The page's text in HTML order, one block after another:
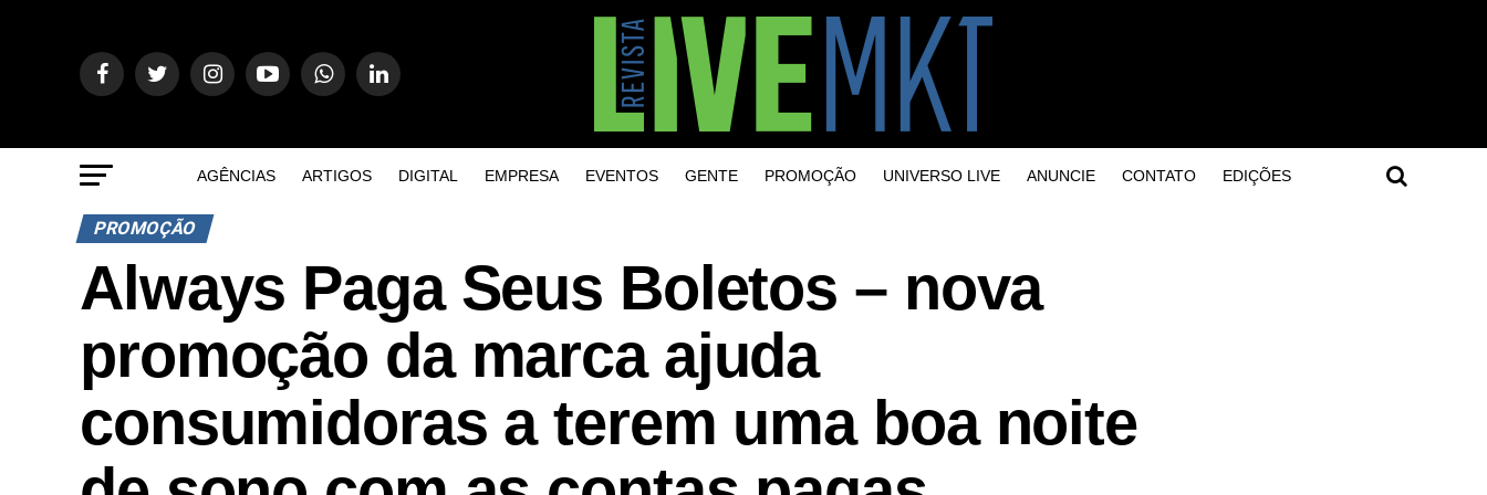
AGÊNCIAS ARTIGOS DIGITAL EMPRESA EVENTOS GENTE PROMOÇÃO UNIVERSO LIVE ANUNCIE CONTATO EDIÇÕES
PROMOÇÃO
Always Paga Seus Boletos – nova
promoção da marca ajuda
consumidoras a terem uma boa noite